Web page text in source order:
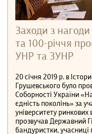
Заходи з
та 100-річчя
УНР та ЗУНР
20 січня 2019 р. в
Грушевського було
Соборності України
єдність поколінь» за
університету
прозвучав Державний
бандуристки, учасниці